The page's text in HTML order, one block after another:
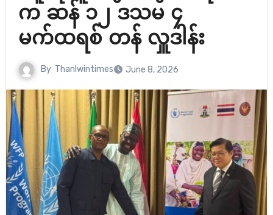
က ဆန် ၁၂ ဒသမ ၄
မက်ထရစ် တန် လှူဒါန်း
By Thanlwintimes June 8, 2026